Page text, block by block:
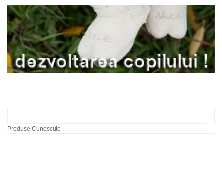
Produse Cunoscute